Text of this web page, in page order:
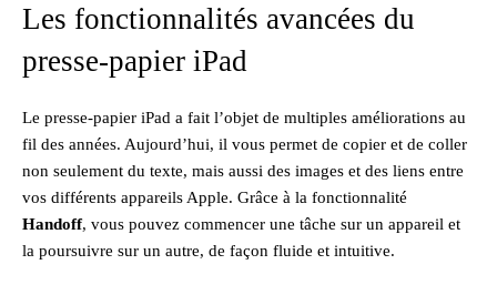
Les fonctionnalités avancées du
presse-papier iPad
Le presse-papier iPad a fait l’objet de multiples améliorations au
fil des années. Aujourd’hui, il vous permet de copier et de coller
non seulement du texte, mais aussi des images et des liens entre
vos différents appareils Apple. Grâce à la fonctionnalité
Handoff, vous pouvez commencer une tâche sur un appareil et
la poursuivre sur un autre, de façon fluide et intuitive.